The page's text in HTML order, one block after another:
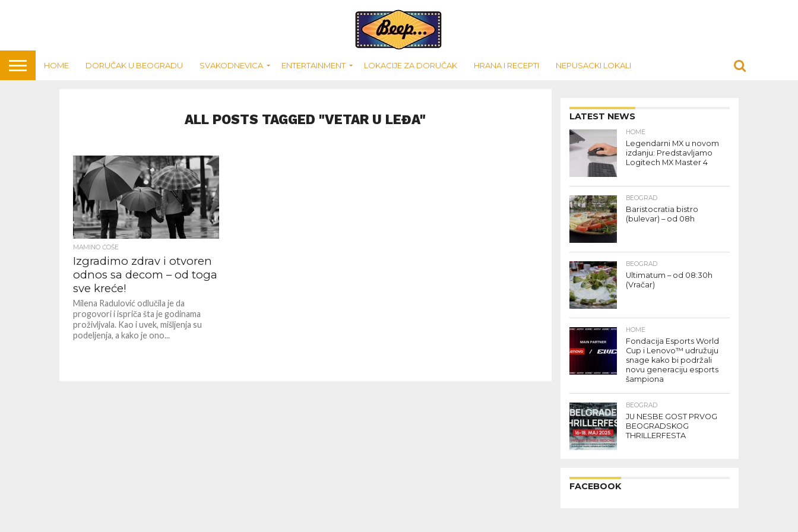
HOME DORUČAK U BEOGRADU SVAKODNEVICA ENTERTAINMENT LOKACIJE ZA DORUČAK HRANA I RECEPTI NEPUSACKI LOKALI
ALL POSTS TAGGED "VETAR U LEĐA"
MAMINO ĆOŠE
Izgradimo zdrav i otvoren
odnos sa decom – od toga
sve kreće!
Milena Radulović odlučila je da
progovori i ispriča šta je godinama
proživljvala. Kao i uvek, mišljenja su
podeljenja, a kako je ono...
LATEST NEWS
HOME
Legendarni MX u novom
izdanju: Predstavljamo
Logitech MX Master 4
BEOGRAD
Baristocratia bistro
(bulevar) – od 08h
BEOGRAD
Ultimatum – od 08:30h
(Vračar)
HOME
Fondacija Esports World
Cup i Lenovo™ udružuju
snage kako bi podržali
novu generaciju esports
šampiona
BEOGRAD
JU NESBE GOST PRVOG
BEOGRADSKOG
THRILLERFESTA
FACEBOOK